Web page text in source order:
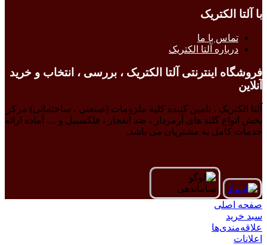
با آلتا الکتریک
تماس با ما
درباره آلتا الکتریک
فروشگاه اینترنتی آلتا الکتریک ، بررسی ، انتخاب و خرید
آنلاین
آلتا الکتریک ، تامین کننده کلیه ملزومات (صنعتی ، ساختمانی) مرکز
پخش انواع گلند های آرمردار ، ضد انفجار ، فلکسیبل و … آماده ارائه
خدمات کامل به مشتریان می باشد.
صفحه اصلی
سبد خرید
علاقه‌مندی‌ها
اعلانات